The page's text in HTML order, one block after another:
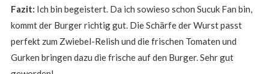
Fazit: Ich bin begeistert. Da ich sowieso schon Sucuk Fan bin,
kommt der Burger richtig gut. Die Schärfe der Wurst passt
perfekt zum Zwiebel-Relish und die frischen Tomaten und
Gurken bringen dazu die frische auf den Burger. Sehr gut